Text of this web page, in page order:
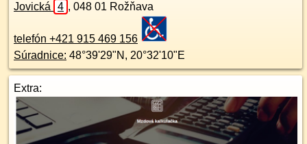
Jovická
4 , 048 01 Rožňava
telefón +421 915 469 156
Súradnice: 48°39'29"N , 20°32'10"E
Extra: